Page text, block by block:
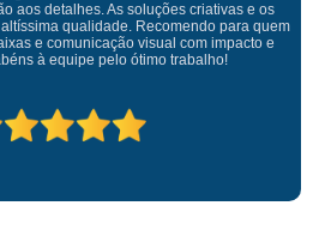
antes do prazo e a instalação da lona
indico de olhos fechados